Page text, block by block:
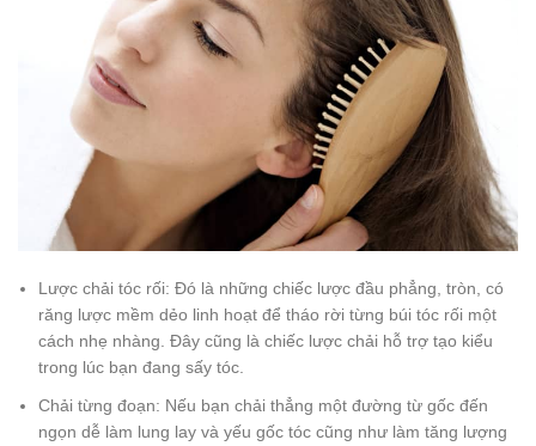
Lược chải tóc rối: Đó là những chiếc lược đầu phẳng, tròn, có
răng lược mềm dẻo linh hoạt để tháo rời từng búi tóc rối một
cách nhẹ nhàng. Đây cũng là chiếc lược chải hỗ trợ tạo kiểu
trong lúc bạn đang sấy tóc.
Chải từng đoạn: Nếu bạn chải thẳng một đường từ gốc đến
ngọn dễ làm lung lay và yếu gốc tóc cũng như làm tăng lượng